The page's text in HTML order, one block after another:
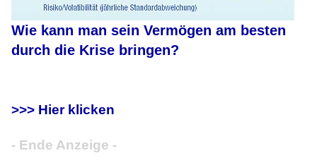
Wie kann man sein Vermögen am besten
durch die Krise bringen?
>>> Hier klicken
- Ende Anzeige -